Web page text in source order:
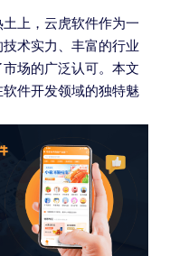
上，云虎软件作为一
术实力、丰富的行业
场的广泛认可。本文
件开发领域的独特魅